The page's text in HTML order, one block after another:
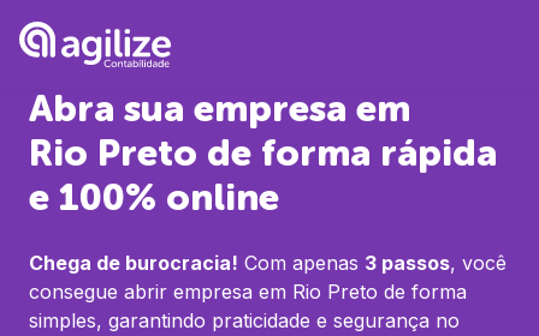
Abra sua empresa em
Rio Preto de forma rápida
e 100% online
Chega de burocracia! Com apenas 3 passos, você
consegue abrir empresa em Rio Preto de forma
simples, garantindo praticidade e segurança no